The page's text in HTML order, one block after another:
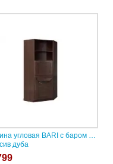
угловая BARI с баром (S)
дуба